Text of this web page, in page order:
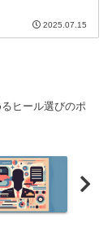
2025.07.15
ヒール選びのポ